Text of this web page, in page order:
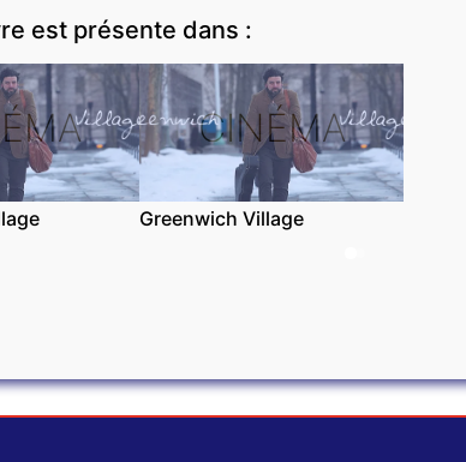
est présente dans :
CINÉMA
Greenwich Village